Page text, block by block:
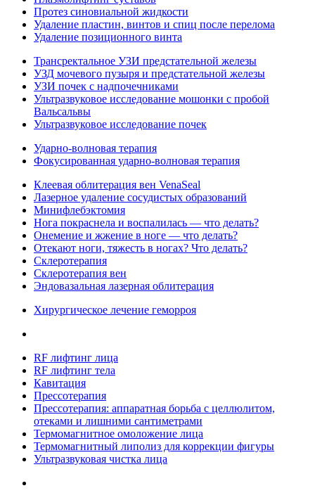
Протез синовиальной жидкости
Удаление пластин, винтов и спиц после перелома
Удаление позиционного винта
Трансректальное УЗИ предстательной железы
УЗД мочевого пузыря и предстательной железы
УЗИ почек с надпочечниками
Ультразвуковое исследование мошонки с пробой
Вальсальвы
Ультразвуковое исследование почек
Ударно-волновая терапия
Фокусированная ударно-волновая терапия
Клеевая облитерация вен VenaSeal
Лазерное удаление сосудистых образований
Минифлебэктомия
Нога покраснела и воспалилась — что делать?
Онемение и жжение в ноге — что делать?
Отекают ноги, тяжесть в ногах? Что делать?
Склеротерапия
Склеротерапия вен
Эндовазальная лазерная облитерация
Хирургическое лечение геморроя
RF лифтинг лица
RF лифтинг тела
Кавитация
Прессотерапия
Прессотерапия: аппаратная борьба с целлюлитом,
отеками и лишними сантиметрами
Термомагнитное омоложение лица
Термомагнитный липолиз для коррекции фигуры
Ультразвуковая чистка лица